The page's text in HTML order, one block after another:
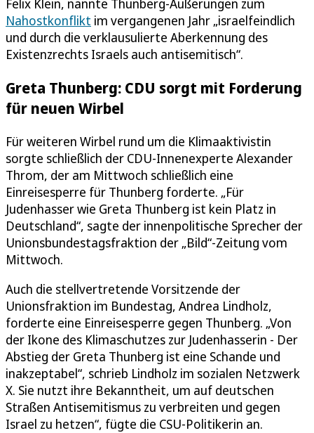
Nahostkonflikt im vergangenen Jahr „israelfeindlich
und durch die verklausulierte Aberkennung des
Existenzrechts Israels auch antisemitisch“.
Greta Thunberg: CDU sorgt mit Forderung
für neuen Wirbel
Für weiteren Wirbel rund um die Klimaaktivistin
sorgte schließlich der CDU-Innenexperte Alexander
Throm, der am Mittwoch schließlich eine
Einreisesperre für Thunberg forderte. „Für
Judenhasser wie Greta Thunberg ist kein Platz in
Deutschland“, sagte der innenpolitische Sprecher der
Unionsbundestagsfraktion der „Bild“-Zeitung vom
Mittwoch.
Auch die stellvertretende Vorsitzende der
Unionsfraktion im Bundestag, Andrea Lindholz,
forderte eine Einreisesperre gegen Thunberg. „Von
der Ikone des Klimaschutzes zur Judenhasserin - Der
Abstieg der Greta Thunberg ist eine Schande und
inakzeptabel“, schrieb Lindholz im sozialen Netzwerk
X. Sie nutzt ihre Bekanntheit, um auf deutschen
Straßen Antisemitismus zu verbreiten und gegen
Israel zu hetzen“, fügte die CSU-Politikerin an.